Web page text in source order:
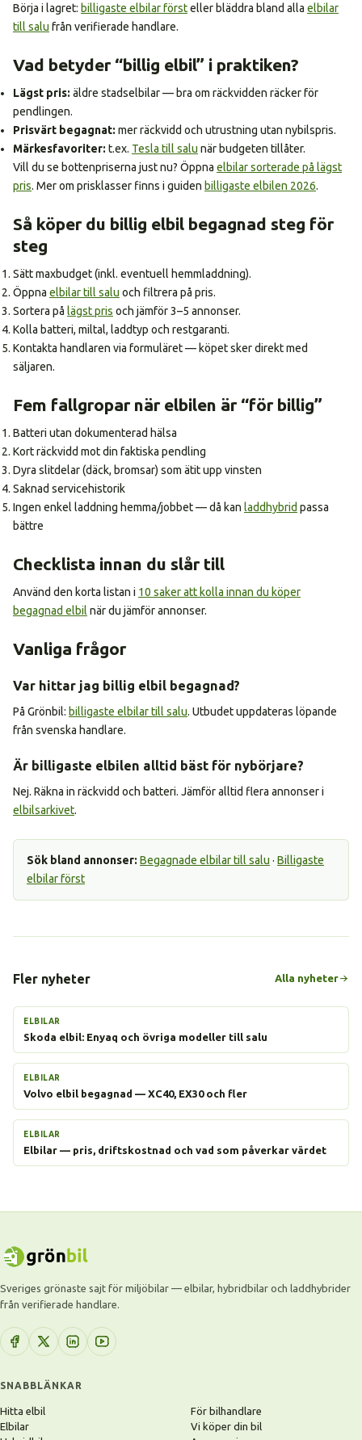
Börja i lagret: billigaste elbilar försteller bläddra bland alla elbilar
till salu från verifierade handlare.
Vad betyder “billig elbil” i praktiken?
Lägst pris: äldre stadselbilar — bra om räckvidden räcker för
pendlingen.
Prisvärt begagnat: mer räckvidd och utrustning utan nybilspris.
Märkesfavoriter: t.ex. Tesla till salu när budgeten tillåter.
Vill du se bottenpriserna just nu? Öppna elbilar sorterade på lägst
pris. Mer om prisklasser finns i guiden billigaste elbilen 2026.
Så köper du billig elbil begagnad steg för
steg
Sätt maxbudget (inkl. eventuell hemmladdning).
Öppna elbilar till salu och filtrera på pris.
Sortera på lägst pris och jämför 3–5 annonser.
Kolla batteri, miltal, laddtyp och restgaranti.
Kontakta handlaren via formuläret — köpet sker direkt med
säljaren.
Fem fallgropar när elbilen är “för billig”
Batteri utan dokumenterad hälsa
Kort räckvidd mot din faktiska pendling
Dyra slitdelar (däck, bromsar) som ätit upp vinsten
Saknad servicehistorik
Ingen enkel laddning hemma/jobbet — då kan laddhybrid passa
bättre
Checklista innan du slår till
Använd den korta listan i 10 saker att kolla innan du köper
begagnad elbil när du jämför annonser.
Vanliga frågor
Var hittar jag billig elbil begagnad?
På Grönbil: billigaste elbilar till salu. Utbudet uppdateras löpande
från svenska handlare.
Är billigaste elbilen alltid bäst för nybörjare?
Nej. Räkna in räckvidd och batteri. Jämför alltid flera annonser i
elbilsarkivet.
Sök bland annonser: Begagnade elbilar till salu · Billigaste
elbilar först
Fler nyheter Alla nyheter
ELBILAR
Skoda elbil: Enyaq och övriga modeller till salu
ELBILAR
Volvo elbil begagnad — XC40, EX30 och fler
ELBILAR
Elbilar — pris, driftskostnad och vad som påverkar värdet
Sveriges grönaste sajt för miljöbilar — elbilar, hybridbilar och laddhybrider
från verifierade handlare.
SNABBLÄNKAR
Hitta elbil
Elbilar
För bilhandlare
Vi köper din bil